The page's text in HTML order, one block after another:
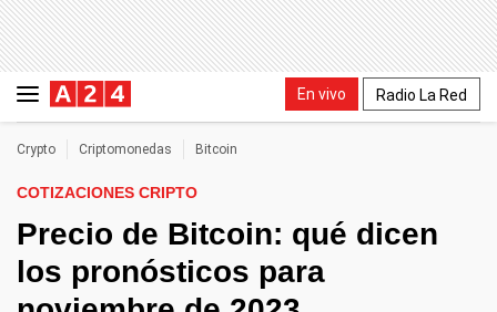
En vivo Radio La Red
Crypto Criptomonedas Bitcoin
COTIZACIONES CRIPTO
Precio de Bitcoin: qué dicen
los pronósticos para